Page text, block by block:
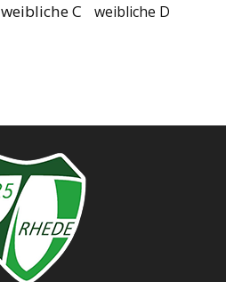
weibliche C weibliche D